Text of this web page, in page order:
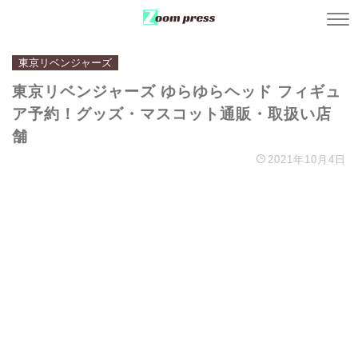
東京リベンジャーズ
東京リベンジャーズ ゆらゆらヘッド フィギュ
ア予約！グッズ・マスコット通販・取扱い店
舗
2021年10月4日